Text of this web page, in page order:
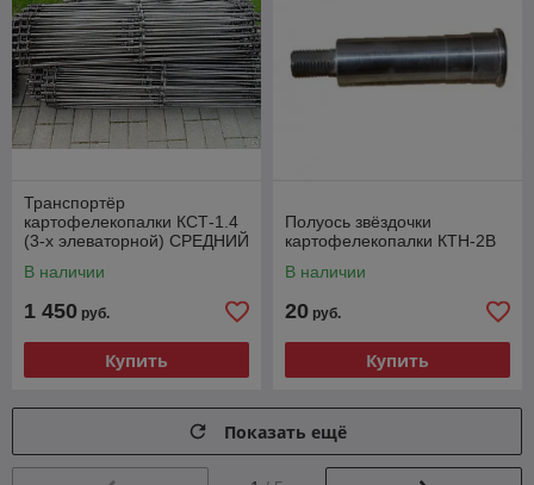
Транспортёр
картофелекопалки КСТ-1.4
(3-х элеваторной) СРЕДНИЙ
В наличии
1 450 руб.
Купить
Полуось звёздочки
картофелекопалки КТН-2В
В наличии
20 руб.
Купить
Показать ещё